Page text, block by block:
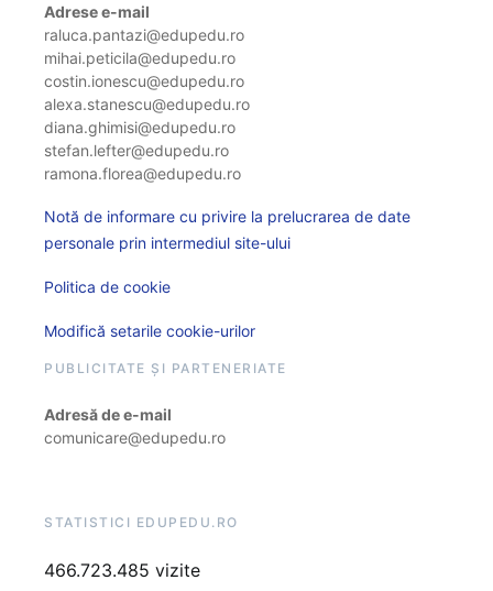
Adrese e-mail
raluca.pantazi@edupedu.ro
mihai.peticila@edupedu.ro
costin.ionescu@edupedu.ro
alexa.stanescu@edupedu.ro
diana.ghimisi@edupedu.ro
stefan.lefter@edupedu.ro
ramona.florea@edupedu.ro
Notă de informare cu privire la prelucrarea de date
personale prin intermediul site-ului
Politica de cookie
Modifică setarile cookie-urilor
PUBLICITATE ȘI PARTENERIATE
Adresă de e-mail
comunicare@edupedu.ro
STATISTICI EDUPEDU.RO
466.723.485 vizite